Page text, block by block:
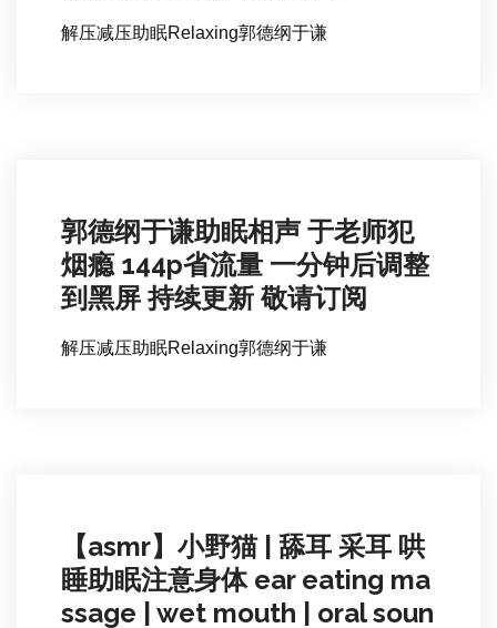
解压减压助眠Relaxing郭德纲于谦
郭德纲于谦助眠相声 于老师犯
烟瘾 144p省流量 一分钟后调整
到黑屏 持续更新 敬请订阅
解压减压助眠Relaxing郭德纲于谦
【asmr】小野猫 | 舔耳 采耳 哄
睡助眠注意身体 ear eating ma
ssage | wet mouth | oral soun